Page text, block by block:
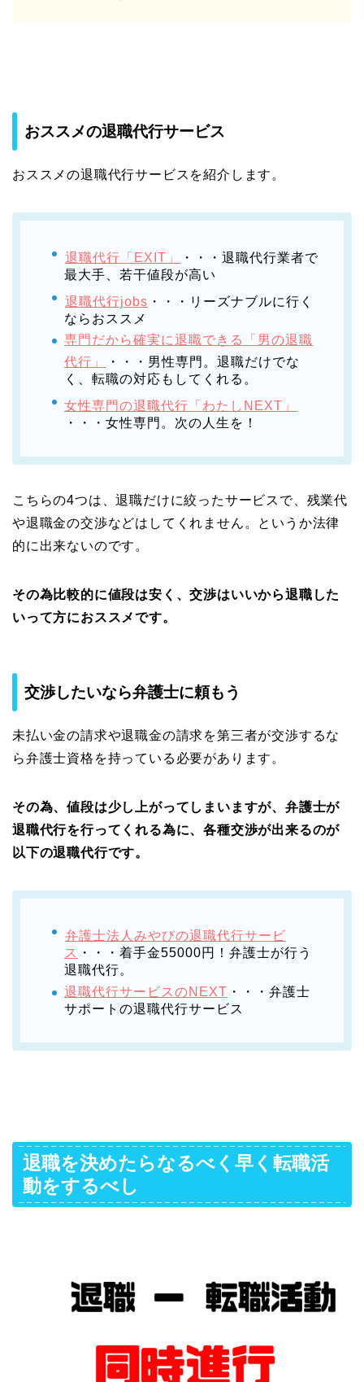
おススメの退職代行サービス
おススメの退職代行サービスを紹介します。
退職代行「EXIT」
・・・退職代行業者で
最大手、若干値段が高い
退職代行jobs ・・・リーズナブルに行く
ならおススメ
専門だから確実に退職できる「男の退職
代行」
・・・男性専門。退職だけでな
く、転職の対応もしてくれる。
女性専門の退職代行「わたしNEXT」
・・・女性専門。次の人生を！
こちらの4つは、退職だけに絞ったサービスで、残業代
や退職金の交渉などはしてくれません。というか法律
的に出来ないのです。
その為比較的に値段は安く、交渉はいいから退職した
いって方におススメです。
交渉したいなら弁護士に頼もう
未払い金の請求や退職金の請求を第三者が交渉するな
ら弁護士資格を持っている必要があります。
その為、値段は少し上がってしまいますが、弁護士が
退職代行を行ってくれる為に、各種交渉が出来るのが
以下の退職代行です。
弁護士法人みやびの退職代行サービ
ス
・・・着手金55000円！弁護士が行う
退職代行。
退職代行サービスのNEXT ・・・弁護士
サポートの退職代行サービス
退職を決めたらなるべく早く転職活
動をするべし